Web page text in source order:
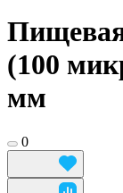
(100
мм
0